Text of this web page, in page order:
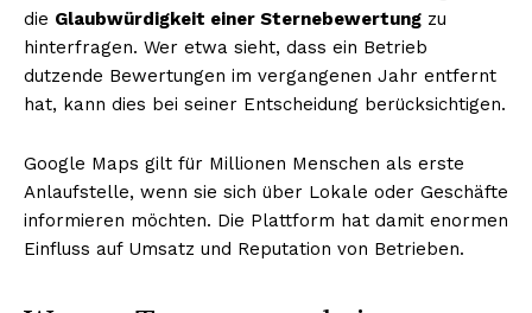
die Glaubwürdigkeit einer Sternebewertung zu
hinterfragen. Wer etwa sieht, dass ein Betrieb
dutzende Bewertungen im vergangenen Jahr entfernt
hat, kann dies bei seiner Entscheidung berücksichtigen.
Google Maps gilt für Millionen Menschen als erste
Anlaufstelle, wenn sie sich über Lokale oder Geschäfte
informieren möchten. Die Plattform hat damit enormen
Einfluss auf Umsatz und Reputation von Betrieben.